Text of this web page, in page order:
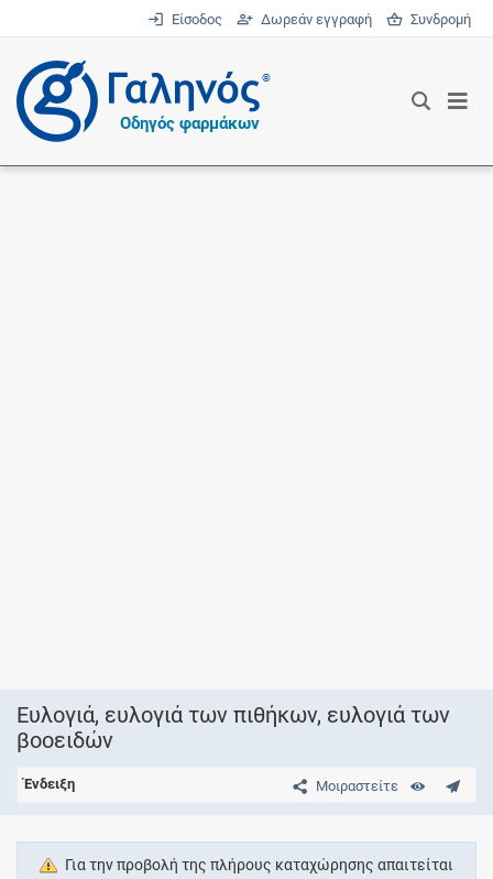
Είσοδος Δωρεάν εγγραφή Συνδρομή
®
Οδηγός φαρμάκων
Ευλογιά, ευλογιά των πιθήκων, ευλογιά των
βοοειδών
Μοιραστείτε
Ένδειξη
Για την προβολή της πλήρους καταχώρησης απαιτείται